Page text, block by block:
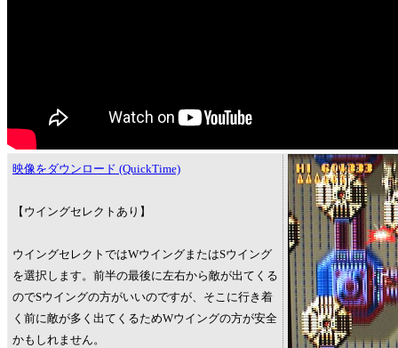
映像をダウンロード (QuickTime)
【ウイングセレクトあり】
ウイングセレクトではWウイングまたはSウイング
を選択します。前半の最後に左右から敵が出てくる
のでSウイングの方がいいのですが、そこに行き着
く前に敵が多く出てくるためWウイングの方が安全
かもしれません。